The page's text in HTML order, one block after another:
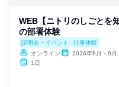
WEB【ニトリのしごとを
の部署体験
説明会・イベント
仕事体験
オンライン
2026年8月・9月・
1日